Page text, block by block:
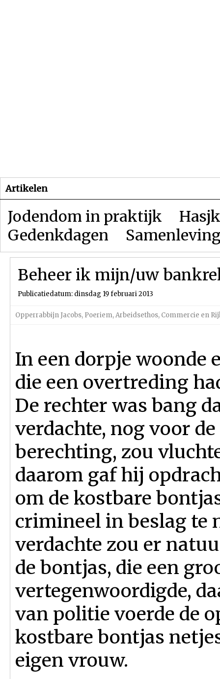
Artikelen
Jodendom in praktijk
Gedenkdagen
Beheer ik mijn/uw
Publicatiedatum: dinsdag 19 februari 2013
Opperrabbijn Jacobs, Poeriem,Arbeidsethos, Commercie en
In een dorpje woonde
die een overtreding
De rechter was bang
verdachte, nog voor de
berechting, zou
daarom gaf hij
om de kostbare
crimineel in beslag te
verdachte zou er
de bontjas, die een
vertegenwoordigde,
van politie voerde de
kostbare bontjas
eigen vrouw.